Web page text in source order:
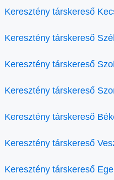
Keresztény társkereső
Keresztény társkereső
Keresztény társkereső
Keresztény társkereső
Keresztény társkereső
Keresztény társkereső
Keresztény társkereső